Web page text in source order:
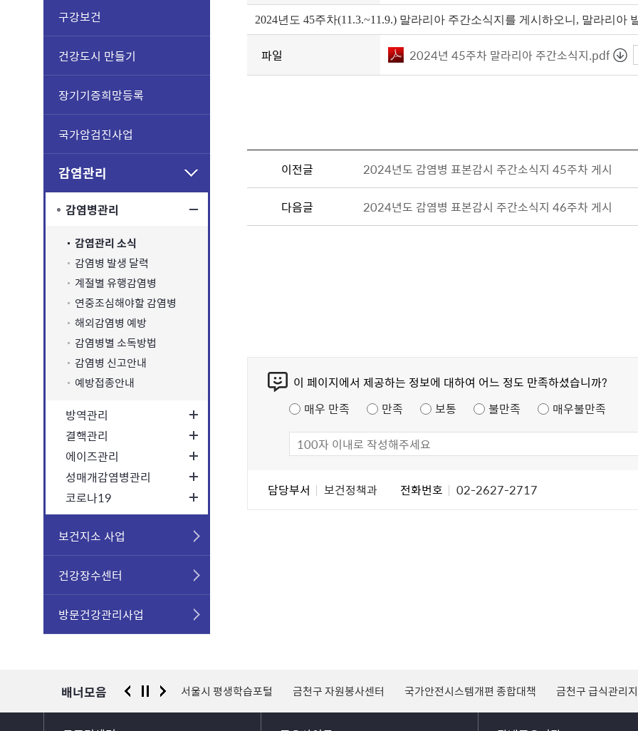
구강보건
건강도시 만들기
장기기증희망등록
국가암검진사업
감염관리
감염병관리
감염관리 소식
감염병 발생 달력
계절별 유행감염병
연중조심해야할 감염병
해외감염병 예방
감염병별 소독방법
감염병 신고안내
예방접종안내
방역관리
결핵관리
에이즈관리
성매개감염병관리
코로나19
보건지소 사업
건강장수센터
방문건강관리사업
2024년도 45주차(11.3.~11.9.) 말라리아 주간소식지를 게시하오니, 말라리아
파일 2024년 45주차 말라리아 주간소식지.pdf
이전글 2024년도 감염병 표본감시 주간소식지 45주차 게시
다음글 2024년도 감염병 표본감시 주간소식지 46주차 게시
이 페이지에서 제공하는 정보에 대하여 어느 정도 만족하셨습니까?
매우 만족
만족 보통 불만족 매우불만족
담당부서 보건정책과 전화번호 02-2627-2717
배너모음
경찰청 유실물 통합포털 서울시 평생학습포털 금천구 자원봉사센터 국가안전시스템개편 종합대책 금천구 급식관리